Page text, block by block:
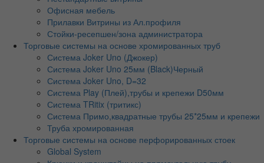
Офисная мебель
Прилавки Витрины из Ал.профиля
Стойки-ресепшен/зона администратора
Торговые системы на основе хромированных труб
Система Joker Uno (Джокер)
Система Joker Uno 25мм (Black)Черный
Система Joker Uno, D=32
Система Play (Плей),трубы и крепежи D50мм
Система TRitix (тритикс)
Система Примо,квадратные трубы 25*25мм и крепежи
Труба хромированная
Торговые системы на основе перфорированных стоек
Global System